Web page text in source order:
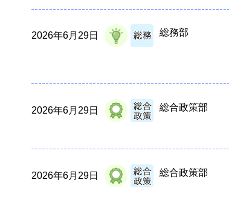
2026年6月29日 総務部
2026年6月29日 総合政策部
2026年6月29日 総合政策部